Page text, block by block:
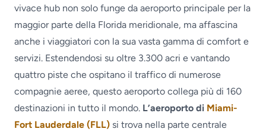
vivace hub non solo funge da aeroporto principale per la
maggior parte della Florida meridionale, ma affascina
anche i viaggiatori con la sua vasta gamma di comfort e
servizi. Estendendosi su oltre 3.300 acri e vantando
quattro piste che ospitano il traffico di numerose
compagnie aeree, questo aeroporto collega più di 160
destinazioni in tutto il mondo. L’aeroporto di Miami-
Fort Lauderdale (FLL) si trova nella parte centrale